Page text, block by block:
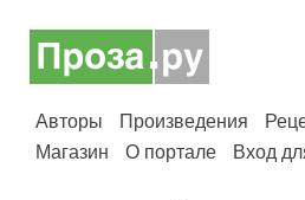
Авторы Произведения
Магазин
О портале Вход